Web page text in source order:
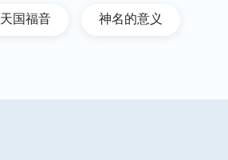
天国福音 神名的意义